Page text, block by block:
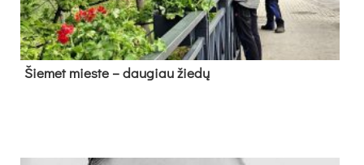
Šie­met mies­te – dau­giau žie­dų